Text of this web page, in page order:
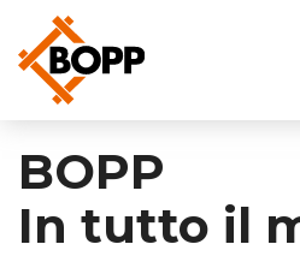
BOPP
In tutto il